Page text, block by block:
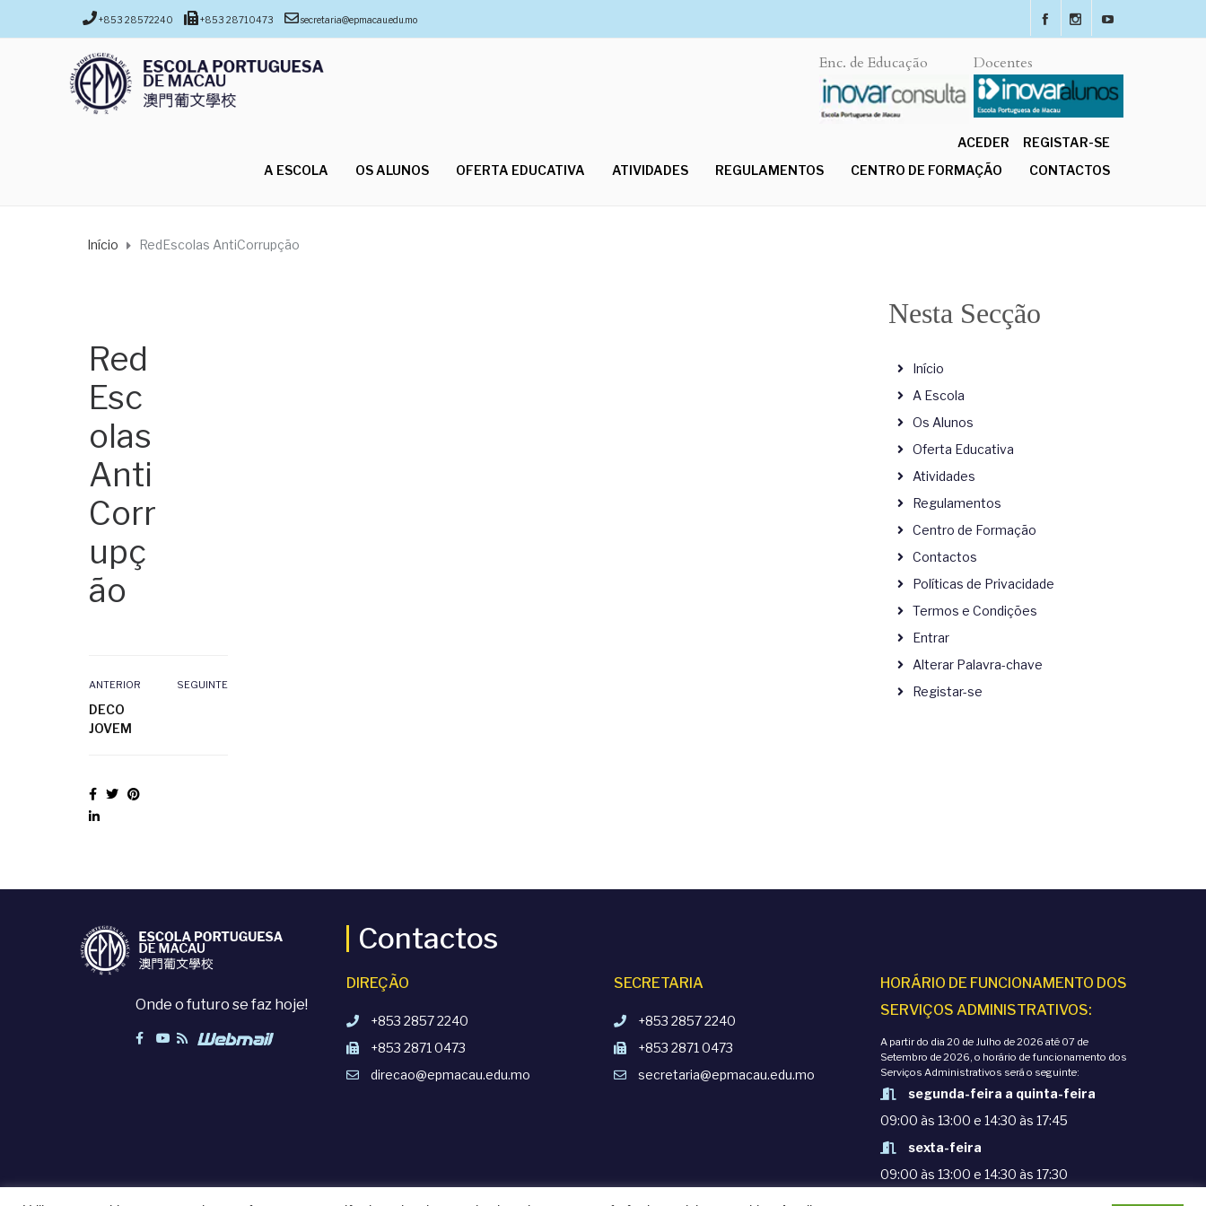
+853 28572240 +853 28710473 secretaria@epmacau.edu.mo
Docentes
Enc. de Educação
ACEDER
REGISTAR-SE
A ESCOLA
OS ALUNOS OFERTA EDUCATIVA ATIVIDADES REGULAMENTOS CENTRO DE FORMAÇÃO CONTACTOS
Início RedEscolas AntiCorrupção
Red
Esc
olas
Anti
Corr
upç
ão
ANTERIOR
DECO
JOVEM
SEGUINTE
Nesta Secção
Início
A Escola
Os Alunos
Oferta Educativa
Atividades
Regulamentos
Centro de Formação
Contactos
Políticas de Privacidade
Termos e Condições
Entrar
Alterar Palavra-chave
Registar-se
Onde o futuro se faz hoje!
Contactos
DIREÇÃO
+853 2857 2240
+853 2871 0473
direcao@epmacau.edu.mo
SECRETARIA
+853 2857 2240
+853 2871 0473
secretaria@epmacau.edu.mo
HORÁRIO DE FUNCIONAMENTO DOS
SERVIÇOS ADMINISTRATIVOS:
A partir do dia 20 de Julho de 2026 até 07 de
Setembro de 2026, o horário de funcionamento dos
Serviços Administrativos será o seguinte:
segunda-feira a quinta-feira
09:00 às 13:00 e 14:30 às 17:45
sexta-feira
09:00 às 13:00 e 14:30 às 17:30